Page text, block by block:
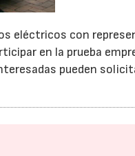
eléctricos con
en la prueba
pueden